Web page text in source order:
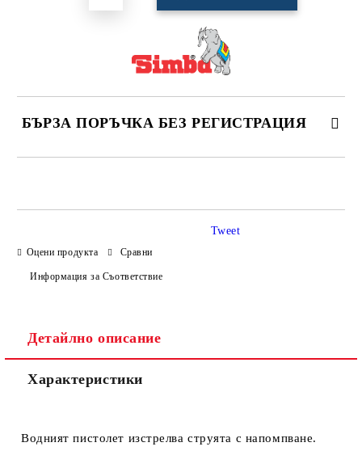
БЪРЗА ПОРЪЧКА БЕЗ РЕГИСТРАЦИЯ
Оцени продукта Сравни
Информация за Съответствие
Tweet
Детайлно описание
Характеристики
Водният пистолет изстрелва струята с напомпване.